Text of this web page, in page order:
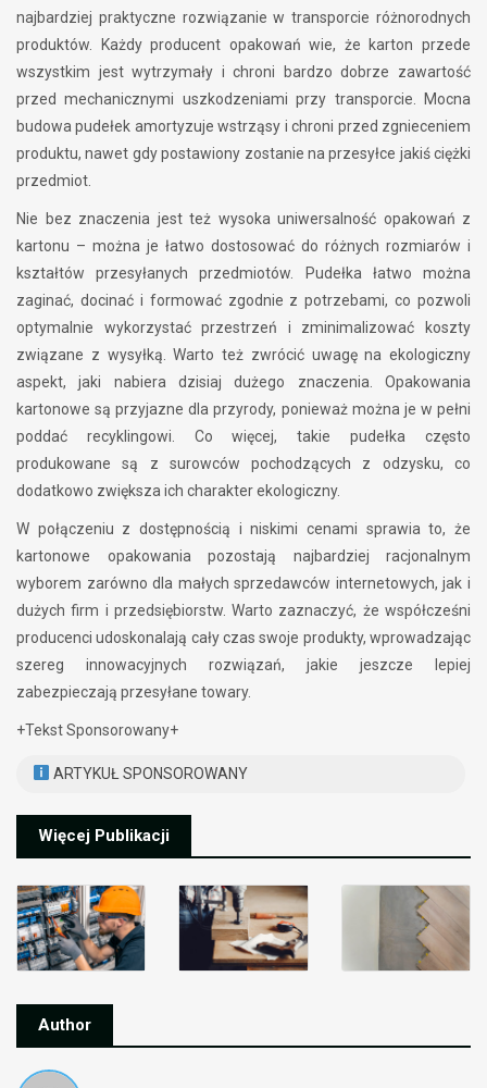
najbardziej praktyczne rozwiązanie w transporcie różnorodnych
produktów. Każdy producent opakowań wie, że karton przede
wszystkim jest wytrzymały i chroni bardzo dobrze zawartość
przed mechanicznymi uszkodzeniami przy transporcie. Mocna
budowa pudełek amortyzuje wstrząsy i chroni przed zgnieceniem
produktu, nawet gdy postawiony zostanie na przesyłce jakiś ciężki
przedmiot.
Nie bez znaczenia jest też wysoka uniwersalność opakowań z
kartonu – można je łatwo dostosować do różnych rozmiarów i
kształtów przesyłanych przedmiotów. Pudełka łatwo można
zaginać, docinać i formować zgodnie z potrzebami, co pozwoli
optymalnie wykorzystać przestrzeń i zminimalizować koszty
związane z wysyłką. Warto też zwrócić uwagę na ekologiczny
aspekt, jaki nabiera dzisiaj dużego znaczenia. Opakowania
kartonowe są przyjazne dla przyrody, ponieważ można je w pełni
poddać recyklingowi. Co więcej, takie pudełka często
produkowane są z surowców pochodzących z odzysku, co
dodatkowo zwiększa ich charakter ekologiczny.
W połączeniu z dostępnością i niskimi cenami sprawia to, że
kartonowe opakowania pozostają najbardziej racjonalnym
wyborem zarówno dla małych sprzedawców internetowych, jak i
dużych firm i przedsiębiorstw. Warto zaznaczyć, że współcześni
producenci udoskonalają cały czas swoje produkty, wprowadzając
szereg innowacyjnych rozwiązań, jakie jeszcze lepiej
zabezpieczają przesyłane towary.
+Tekst Sponsorowany+
ARTYKUŁ SPONSOROWANY
Więcej Publikacji
Author